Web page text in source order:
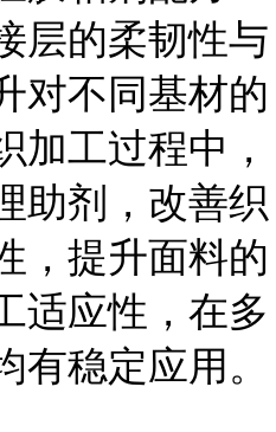
层的柔韧性与
对不同基材的
加工过程中，
助剂，改善织
，提升面料的
适应性，在多
有稳定应用。